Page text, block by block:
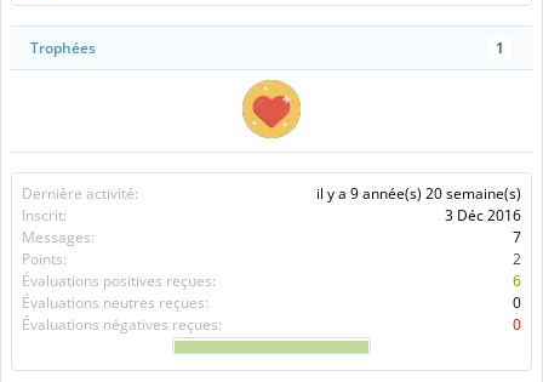
Trophées 1
Dernière activité:
il y a 9 année(s) 20 semaine(s)
Inscrit:
3 Déc 2016
Messages:
7
Points:
2
Évaluations positives reçues:
6
Évaluations neutres reçues:
0
Évaluations négatives reçues:
0